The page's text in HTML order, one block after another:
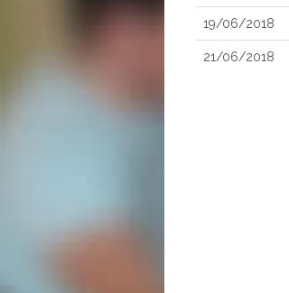
19/06/2018
21/06/2018